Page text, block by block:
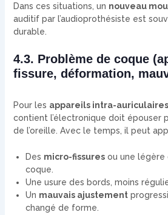
Dans ces situations, un nouveau
auditif par l’audioprothésiste est
durable.
4.3. Problème de coque
fissure, déformation,
Pour les appareils intra-auriculaires
contient l’électronique doit épouser
de l’oreille. Avec le temps, il peut
Des micro-fissuresou une légère
coque.
Une usure des bords, moins
Un mauvais ajustement
changé de forme.